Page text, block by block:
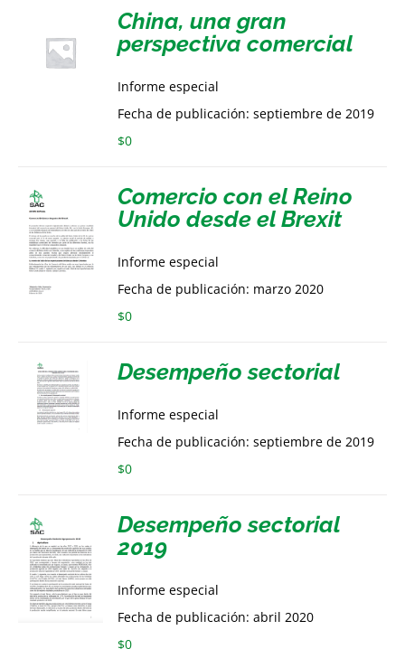
China, una gran
perspectiva comercial
Informe especial
Fecha de publicación: septiembre de 2019
$0
Comercio con el Reino
Unido desde el Brexit
Informe especial
Fecha de publicación: marzo 2020
$0
Desempeño sectorial
Informe especial
Fecha de publicación: septiembre de 2019
$0
Desempeño sectorial
2019
Informe especial
Fecha de publicación: abril 2020
$0